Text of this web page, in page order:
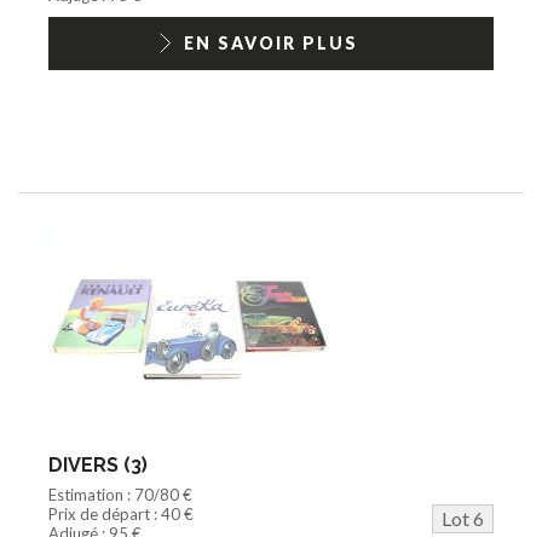
EN SAVOIR PLUS
DIVERS (3)
Estimation : 70/80 €
Prix de départ : 40 €
Lot 6
Adjugé : 95 €